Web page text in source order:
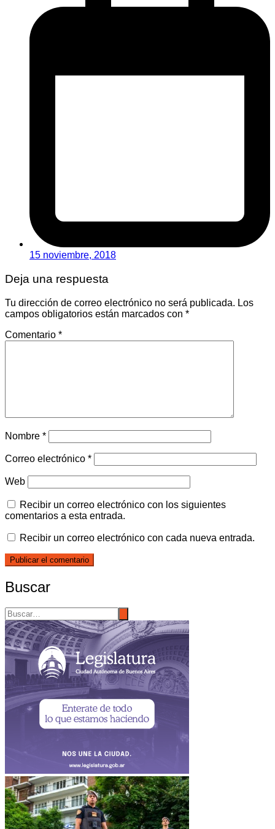
15 noviembre, 2018
Deja una respuesta
Tu dirección de correo electrónico no será publicada. Los
campos obligatorios están marcados con *
Comentario *
Nombre *
Correo electrónico *
Web
Recibir un correo electrónico con los siguientes
comentarios a esta entrada.
Recibir un correo electrónico con cada nueva entrada.
Buscar